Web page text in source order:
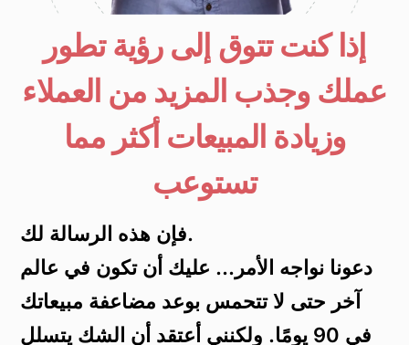
إذا كنت تتوق إلى رؤية تطور
عملك وجذب المزيد من العملاء
وزيادة المبيعات أكثر مما
تستوعب
فإن هذه الرسالة لك.
دعونا نواجه الأمر… عليك أن تكون في عالم
آخر حتى لا تتحمس بوعد مضاعفة مبيعاتك
في 90 يومًا. ولكنني أعتقد أن الشك يتسلل